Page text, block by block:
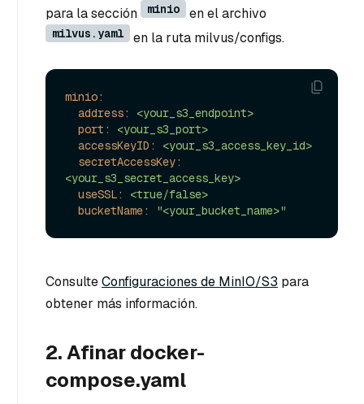
para la sección
minio en el archivo
milvus.yaml en la ruta milvus/configs.
minio:
address:
<your_s3_endpoint>
port:
<your_s3_port>
accessKeyID:
<your_s3_access_key_id>
secretAccessKey:
<your_s3_secret_access_key>
useSSL:
<true/false>
bucketName:
"<your_bucket_name>"
ConsulteConfiguraciones de MinIO/S3 para
obtener más información.
2. Afinar docker-
compose.yaml